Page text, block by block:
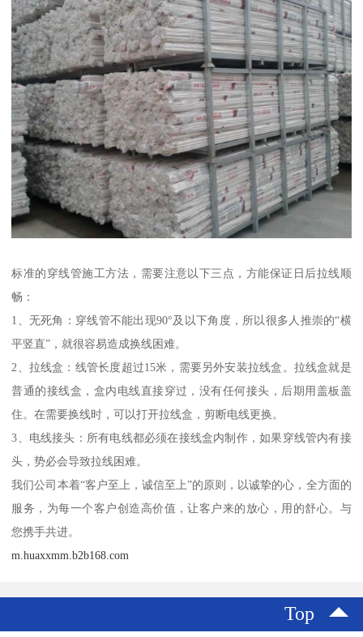
标准的穿线管施工方法，需要注意以下三点，方能保证日后拉线顺
畅：
1、无死角：穿线管不能出现90°及以下角度，所以很多人推崇的“横
平竖直”，就很容易造成换线困难。
2、拉线盒：线管长度超过15米，需要另外安装拉线盒。拉线盒就是
普通的接线盒，盒内电线直接穿过，没有任何接头，后期用盖板盖
住。在需要换线时，可以打开拉线盒，剪断电线更换。
3、电线接头：所有电线都必须在接线盒内制作，如果穿线管内有接
头，势必会导致拉线困难。
我们公司本着“客户至上，诚信至上”的原则，以诚挚的心，全方面的
服务，为每一个客户创造高价值，让客户来的放心，用的舒心。与
您携手共进。
m.huaxxmm.b2b168.com
Top